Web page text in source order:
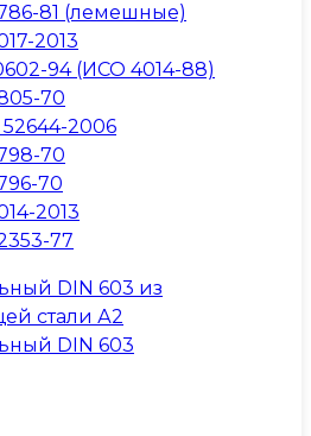
81 (лемешные)
2013
94 (ИСО 4014-88)
70
2006
70
70
2013
77
DIN 603 из
стали А2
DIN 603